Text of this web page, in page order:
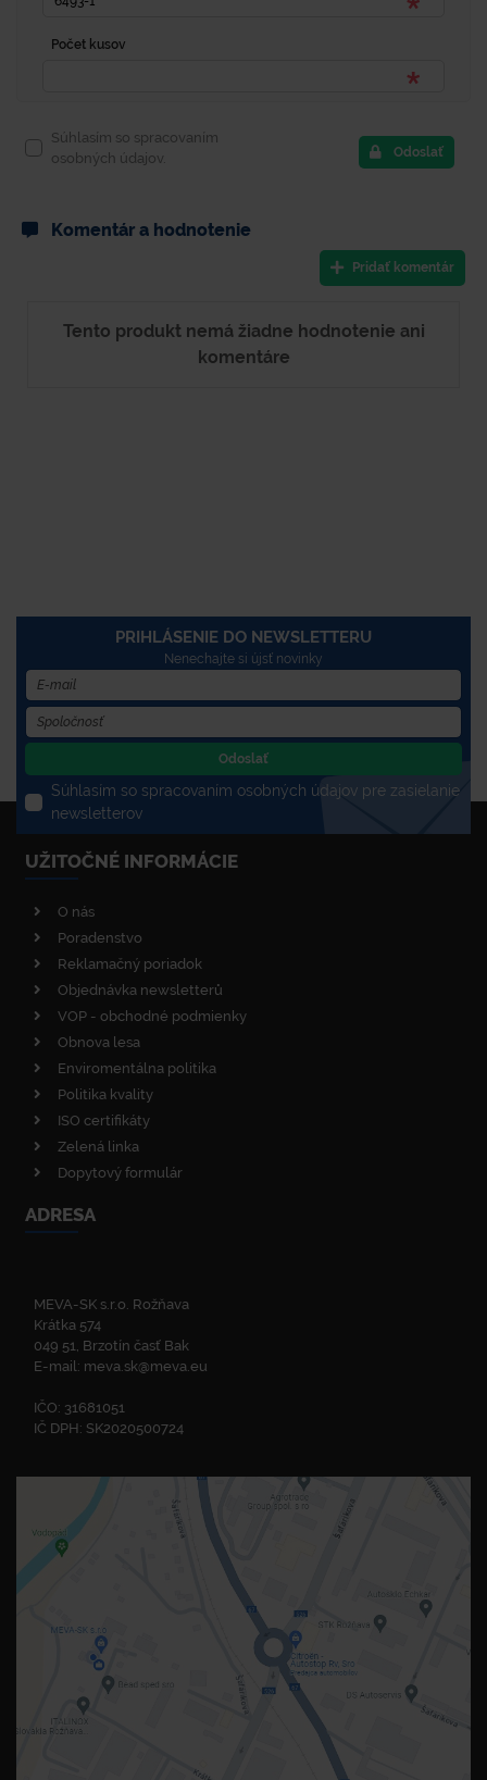
Počet kusov
Súhlasím so spracovaním
osobných údajov.
Odoslať
Komentár a hodnotenie
Pridať komentár
Tento produkt nemá žiadne hodnotenie ani
komentáre
PRIHLÁSENIE DO NEWSLETTERU
Nenechajte si újsť novinky
Odoslať
Súhlasím so spracovaním osobných údajov pre zasielanie
newsletterov
UŽITOČNÉ INFORMÁCIE
O nás
Poradenstvo
Reklamačný poriadok
Objednávka newsletterů
VOP - obchodné podmienky
Obnova lesa
Enviromentálna politika
Politika kvality
ISO certifikáty
Zelená linka
Dopytový formulár
ADRESA
MEVA-SK s.r.o. Rožňava
Krátka 574
049 51, Brzotín časť Bak
E-mail: meva.sk@meva.eu
IČO: 31681051
IČ DPH: SK2020500724